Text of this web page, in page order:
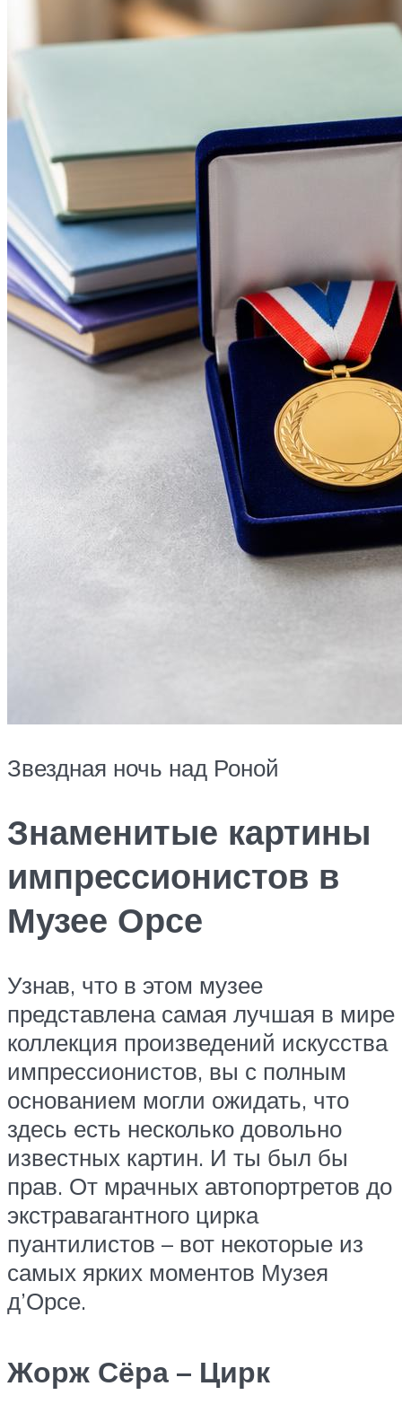
Звездная ночь над Роной
Знаменитые картины
импрессионистов в
Музее Орсе
Узнав, что в этом музее
представлена ​​самая лучшая в мире
коллекция произведений искусства
импрессионистов, вы с полным
основанием могли ожидать, что
здесь есть несколько довольно
известных картин. И ты был бы
прав. От мрачных автопортретов до
экстравагантного цирка
пуантилистов – вот некоторые из
самых ярких моментов Музея
д’Орсе.
Жорж Сёра – Цирк